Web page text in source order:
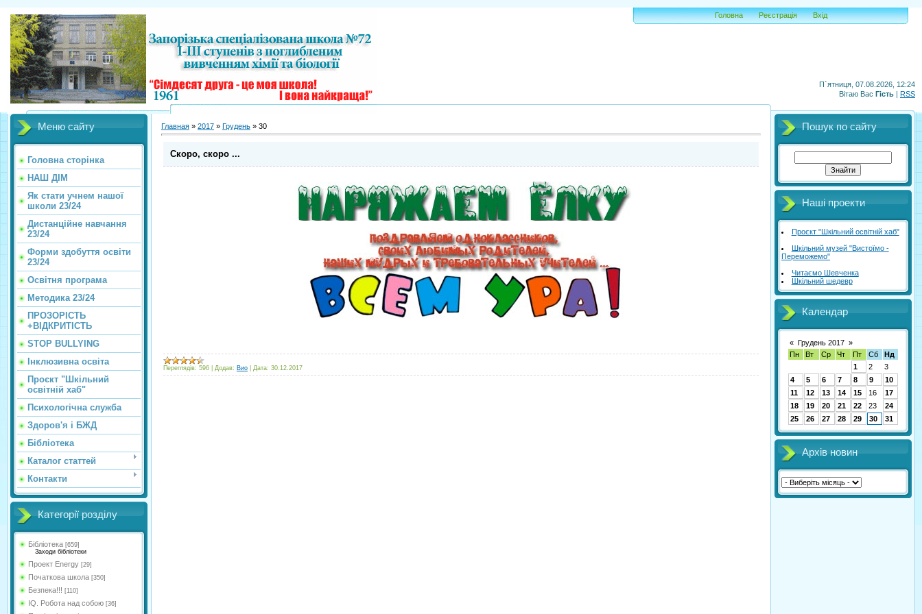
П`ятниця, 07.08.2026, 12:24
Вітаю Вас Гість | RSS
Головна Реєстрація Вхід
Меню сайту
Головна сторінка
НАШ ДІМ
Як стати учнем нашої
школи 23/24
Дистанційне навчання
23/24
Форми здобуття освіти
23/24
Освітня програма
Методика 23/24
ПРОЗОРІСТЬ
+ВІДКРИТІСТЬ
STOP BULLYING
Інклюзивна освіта
Проєкт "Шкільний
освітній хаб"
Психологічна служба
Здоров'я і БЖД
Бібліотека
Каталог статтей
Контакти
Категорії розділу
Бібліотека [659]
Заходи бібліотеки
Проект Energy [29]
Початкова школа [350]
Безпека!!! [110]
IQ. Робота над собою [36]
Главная » 2017 » Грудень » 30
Скоро, скоро ...
Переглядів: 596 Додав: Вио Дата: 30.12.2017
Пошук по сайту
Наші проекти
Проєкт "Шкільний освітній хаб"
Шкільний музей "Вистоїмо -
Переможемо"
Читаємо Шевченка
Шкільний шедевр
Календар
« Грудень 2017 »
Пн
Вт Ср Чт Пт Сб
Нд
1
2
3
4
5 6 7 8 9
10
11
12 13 14 15 16
17
18
19 20 21 22 23
24
25
26 27 28 29 30 31
Архів новин